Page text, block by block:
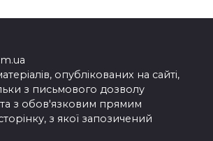
опублікованих на сайті,
з письмового дозволу
з обов'язковим прямим
з якої запозичений